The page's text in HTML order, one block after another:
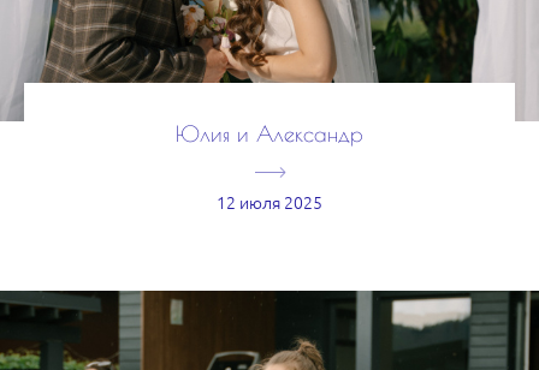
Юлия и Александр
12 июля 2025